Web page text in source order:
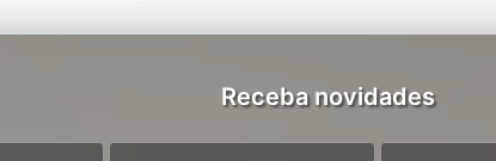
Receba novidades